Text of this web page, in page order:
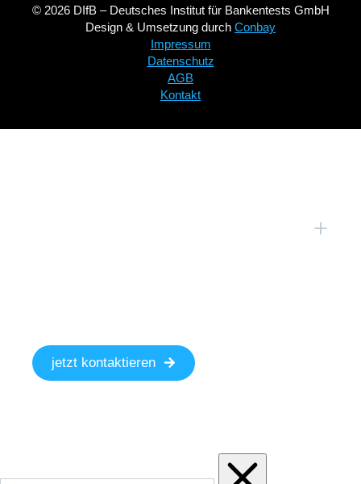
© 2026 DIfB – Deutsches Institut für Bankentests GmbH
Design & Umsetzung durch Conbay
Impressum
Datenschutz
AGB
Kontakt
jetzt kontaktieren